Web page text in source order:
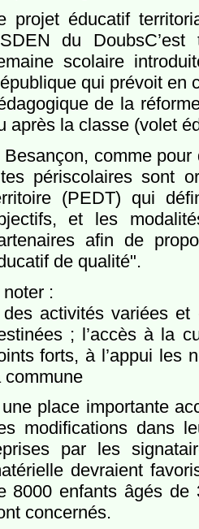
projet éducatif
du
scolaire
qui prévoit en
de la
après la classe (volet
Besançon, comme pour
périscolaires sont
(PEDT) qui
et les
afin de
de qualité".
:
activités variées et
; l’accès à la
forts, à l’appui les
commune
place importante
modifications dans
par les
devraient
8000 enfants âgés
concernés.